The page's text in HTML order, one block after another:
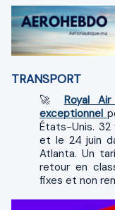
TRANSPORT
Royal
exceptionnel
États-Unis. 32
et le 24 juin
Atlanta. Un
retour en
fixes et non